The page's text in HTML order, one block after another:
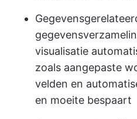
visualisatie
zoals aangepaste
velden en
en moeite bespaart